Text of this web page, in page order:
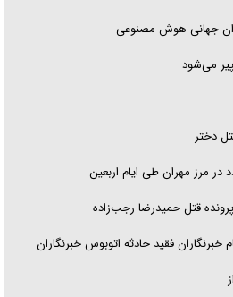
جهانی هوش مصنوعی
می‌شود
دختر
قتل حمیدرضا رجب‌زاده
فقید حادثه اتوبوس خبرنگاران